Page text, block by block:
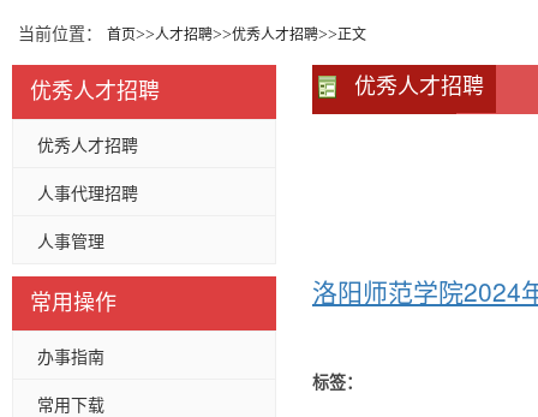
当前位置： 首页>>人才招聘>>优秀人才招聘>>正文
优秀人才招聘
优秀人才招聘
人事代理招聘
人事管理
常用操作
办事指南
常用下载
优秀人才招聘
洛阳师范学院2024
标签：